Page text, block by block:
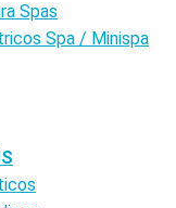
Spas
Spa / Minispa